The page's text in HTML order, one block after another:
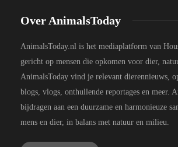
Over AnimalsToday
AnimalsToday.nl is het mediaplatform van
gericht op mensen die opkomen voor dier,
AnimalsToday vind je relevant dierennieuws,
blogs, vlogs, onthullende reportages en meer.
bijdragen aan een duurzame en harmonieuze
mens en dier, in balans met natuur en milieu.